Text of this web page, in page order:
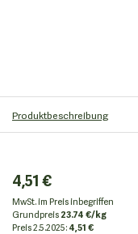
Produktbeschreibung
4,51 €
MwSt. im Preis inbegriffen
Grundpreis23.74 €/kg
Preis2.5.2025:4,51 €